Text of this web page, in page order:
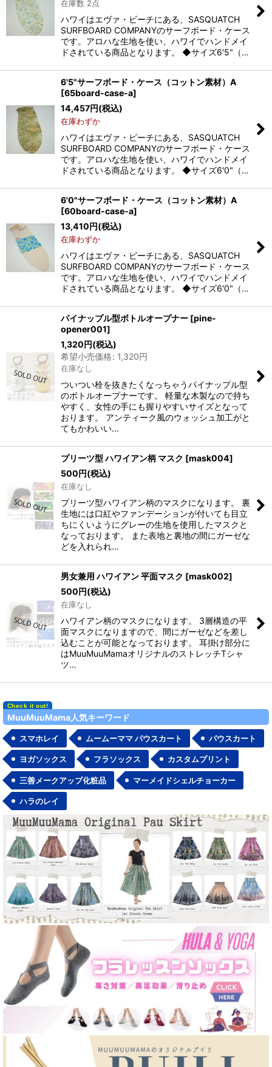
在庫数 2点
ハワイはエヴァ・ビーチにある、SASQUATCH
SURFBOARD COMPANYのサーフボード・ケース
です。アロハな生地を使い、ハワイでハンドメイ
ドされている商品となります。 ◆サイズ6'5"（…
6'5"サーフボード・ケース（コットン素材）A
[65board-case-a]
14,457円(税込)
在庫わずか
ハワイはエヴァ・ビーチにある、SASQUATCH
SURFBOARD COMPANYのサーフボード・ケース
です。アロハな生地を使い、ハワイでハンドメイ
ドされている商品となります。 ◆サイズ6'0"（…
6'0"サーフボード・ケース（コットン素材）A
[60board-case-a]
13,410円(税込)
在庫わずか
ハワイはエヴァ・ビーチにある、SASQUATCH
SURFBOARD COMPANYのサーフボード・ケース
です。アロハな生地を使い、ハワイでハンドメイ
ドされている商品となります。 ◆サイズ6'0"（…
パイナップル型ボトルオープナー [pine-
opener001]
1,320円(税込)
希望小売価格: 1,320円
在庫なし
ついつい栓を抜きたくなっちゃうパイナップル型
のボトルオープナーです。 軽量な木製なので持ち
やすく、女性の手にも握りやすいサイズとなって
おります。 アンティーク風のウォッシュ加工がと
てもかわいい…
プリーツ型 ハワイアン柄 マスク [mask004]
500円(税込)
在庫なし
プリーツ型ハワイアン柄のマスクになります。 裏
生地には口紅やファンデーションが付いても目立
ちにくいようにグレーの生地を使用したマスクと
なっております。 また表地と裏地の間にガーゼな
どを入れられ…
男女兼用 ハワイアン 平面マスク [mask002]
500円(税込)
在庫なし
ハワイアン柄のマスクになります。 3層構造の平
面マスクになりますので、間にガーゼなどを差し
込むことが可能となっております。 耳掛け部分に
はMuuMuuMamaオリジナルのストレッチTシャ
ツ…
MuuMuuMama人気キーワード
スマホレイ ムームーママ パウスカート パウスカート
ヨガソックス フラソックス カスタムプリント
三善メークアップ化粧品 マーメイドシェルチョーカー
ハラのレイ